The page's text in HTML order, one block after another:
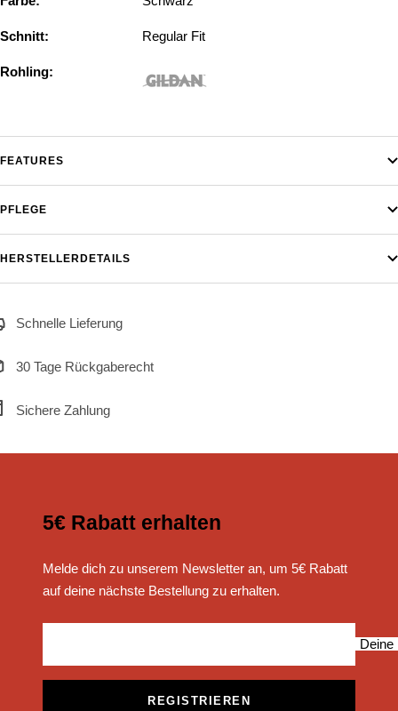
Schnitt: Regular Fit
Rohling:
FEATURES
PFLEGE
HERSTELLERDETAILS
Schnelle Lieferung
30 Tage Rückgaberecht
Sichere Zahlung
5€ Rabatt erhalten
Melde dich zu unserem Newsletter an, um 5€ Rabatt
auf deine nächste Bestellung zu erhalten.
Deine
REGISTRIEREN